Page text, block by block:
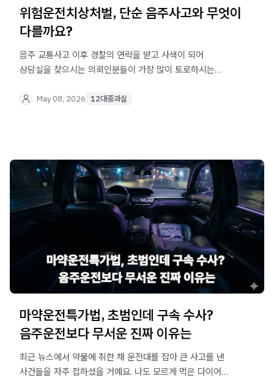
위험운전치상처벌, 단순 음주사고와 무엇이
다를까요?
음주 교통사고 이후 경찰의 연락을 받고 사색이 되어
상담실을 찾으시는 의뢰인분들이 가장 많이 토로하시는
생각하시지만, 수사기관이 피해자의 상해 진단서와 운전자의
징역형이 기다리고 있는 위험운전치상처벌 사건의 냉혹한
실무 현실과, 평온한 일상을 지키기 위해 반드시 알아야 할
대처 요령을 법무법인 오현 음주교통대응TF팀에서
사근사근하고 친절하게 설명해 드릴게요.
May 08, 2026 12대중과실
마약운전특가법, 초범인데 구속 수사?
음주운전보다 무서운 진짜 이유는
최근 뉴스에서 약물에 취한 채 운전대를 잡아 큰 사고를 낸
사건들을 자주 접하셨을 거예요. 나도 모르게 먹은 다이어트